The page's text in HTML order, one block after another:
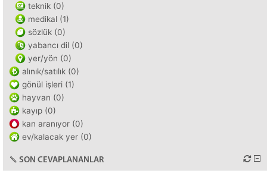
teknik (0)
medikal (1)
sözlük (0)
yabancı dil (0)
yer/yön (0)
alınık/satılık (0)
gönül işleri (1)
hayvan (0)
kayıp (0)
kan aranıyor (0)
ev/kalacak yer (0)
SON CEVAPLANANLAR